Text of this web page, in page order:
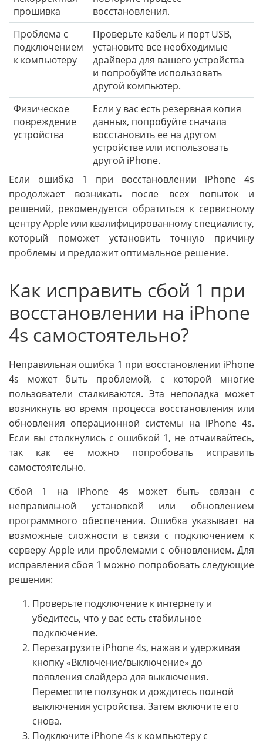
прошивка
восстановления.
Проблема с
подключением
к компьютеру
Проверьте кабель и порт USB,
установите все необходимые
драйвера для вашего устройства
и попробуйте использовать
другой компьютер.
Физическое
повреждение
устройства
Если у вас есть резервная копия
данных, попробуйте сначала
восстановить ее на другом
устройстве или использовать
другой iPhone.
Если ошибка 1 при восстановлении iPhone 4s
продолжает возникать после всех попыток и
решений, рекомендуется обратиться к сервисному
центру Apple или квалифицированному специалисту,
который поможет установить точную причину
проблемы и предложит оптимальное решение.
Как исправить сбой 1 при
восстановлении на iPhone
4s самостоятельно?
Неправильная ошибка 1 при восстановлении iPhone
4s может быть проблемой, с которой многие
пользователи сталкиваются. Эта неполадка может
возникнуть во время процесса восстановления или
обновления операционной системы на iPhone 4s.
Если вы столкнулись с ошибкой 1, не отчаивайтесь,
так как ее можно попробовать исправить
самостоятельно.
Сбой 1 на iPhone 4s может быть связан с
неправильной установкой или обновлением
программного обеспечения. Ошибка указывает на
возможные сложности в связи с подключением к
серверу Apple или проблемами с обновлением. Для
исправления сбоя 1 можно попробовать следующие
решения:
Проверьте подключение к интернету и
убедитесь, что у вас есть стабильное
подключение.
Перезагрузите iPhone 4s, нажав и удерживая
кнопку «Включение/выключение» до
появления слайдера для выключения.
Переместите ползунок и дождитесь полной
выключения устройства. Затем включите его
снова.
Подключите iPhone 4s к компьютеру с